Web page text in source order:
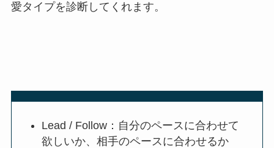
愛タイプを診断してくれます。
Lead / Follow：自分のペースに合わせて
欲しいか、相手のペースに合わせるか